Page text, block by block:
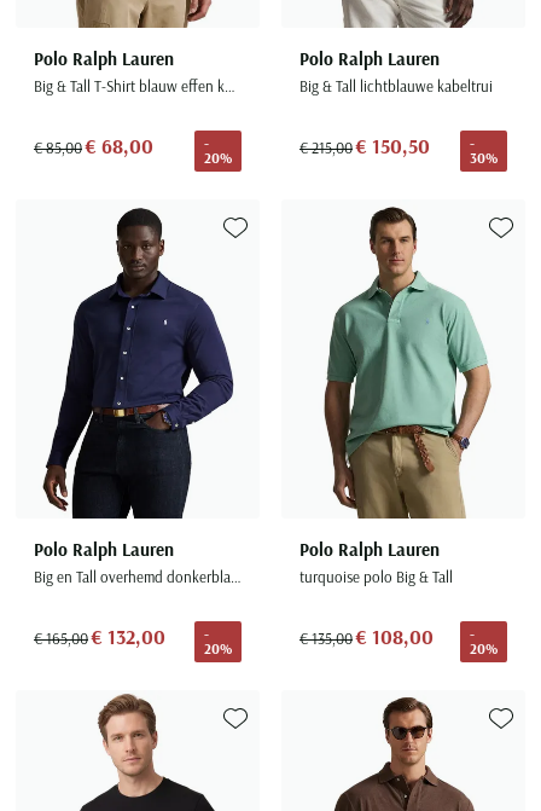
Polo Ralph Lauren
Big & Tall T-Shirt blauw effen katoen
€ 85,00€ 68,00
-
20%
Polo Ralph Lauren
Big & Tall lichtblauwe kabeltrui
€ 215,00€ 150,50
-
30%
Polo Ralph Lauren
Big en Tall overhemd donkerblauw
€ 165,00€ 132,00
-
20%
Toevoegen aan favorieten
Polo Ralph Lauren
turquoise polo Big & Tall
€ 135,00€ 108,00
-
20%
Toevoegen aan favorieten